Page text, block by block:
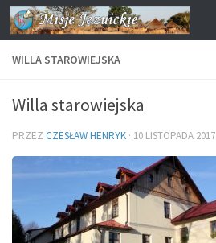
Przejdź do treści
WILLA STAROWIEJSKA
Willa starowiejska
PRZEZ CZESŁAW HENRYK · 10 LISTOPADA 2017